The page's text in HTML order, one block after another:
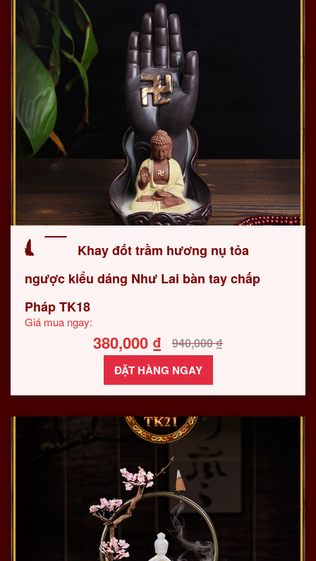
Khay đốt trầm hương nụ tỏa
ngược kiểu dáng Như Lai bàn tay chấp
Pháp TK18
Giá mua ngay:
940,000₫
380,000 ₫
ĐẶT HÀNG NGAY